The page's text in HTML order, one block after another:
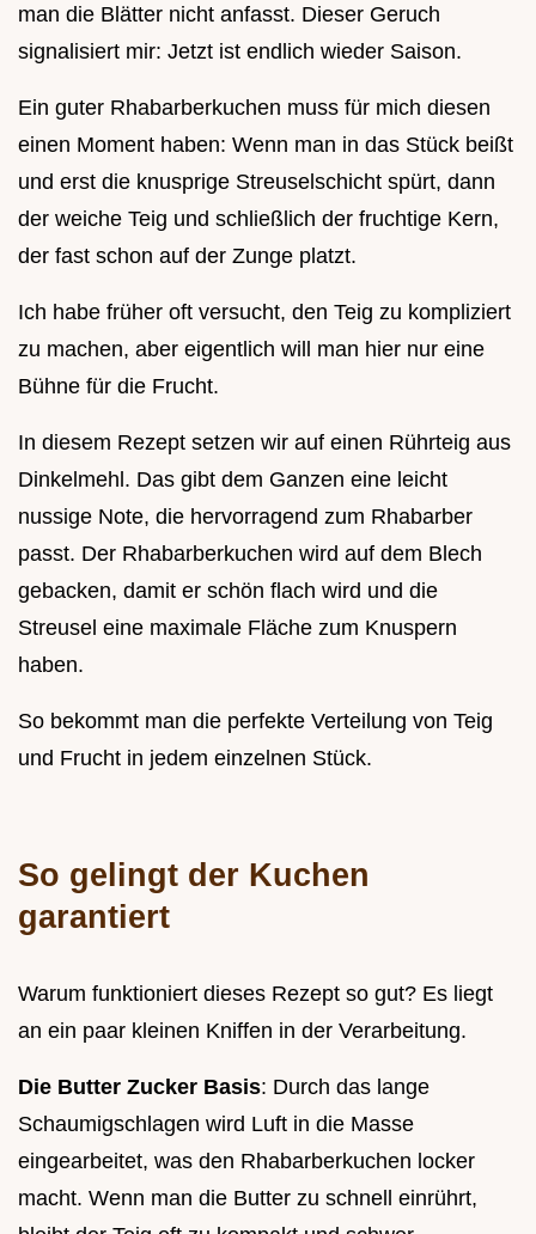
man die Blätter nicht anfasst. Dieser Geruch
signalisiert mir: Jetzt ist endlich wieder Saison.
Ein guter Rhabarberkuchen muss für mich diesen
einen Moment haben: Wenn man in das Stück beißt
und erst die knusprige Streuselschicht spürt, dann
der weiche Teig und schließlich der fruchtige Kern,
der fast schon auf der Zunge platzt.
Ich habe früher oft versucht, den Teig zu kompliziert
zu machen, aber eigentlich will man hier nur eine
Bühne für die Frucht.
In diesem Rezept setzen wir auf einen Rührteig aus
Dinkelmehl. Das gibt dem Ganzen eine leicht
nussige Note, die hervorragend zum Rhabarber
passt. Der Rhabarberkuchen wird auf dem Blech
gebacken, damit er schön flach wird und die
Streusel eine maximale Fläche zum Knuspern
haben.
So bekommt man die perfekte Verteilung von Teig
und Frucht in jedem einzelnen Stück.
So gelingt der Kuchen
garantiert
Warum funktioniert dieses Rezept so gut? Es liegt
an ein paar kleinen Kniffen in der Verarbeitung.
Die Butter Zucker Basis: Durch das lange
Schaumigschlagen wird Luft in die Masse
eingearbeitet, was den Rhabarberkuchen locker
macht. Wenn man die Butter zu schnell einrührt,